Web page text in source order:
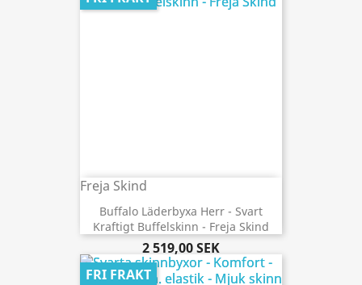
Freja Skind
Buffalo Läderbyxa Herr - Svart
Kraftigt Buffelskinn - Freja Skind
2 519,00 SEK
FRI FRAKT